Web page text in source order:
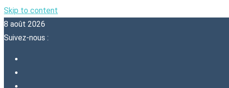
Skip to content
8 août 2026
Suivez-nous :